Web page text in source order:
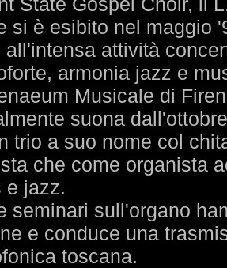
si è esibito nel maggio
all'intensa attività
armonia jazz e
Musicale di
suona
trio a suo nome col
che come organista
e jazz.
seminari sull'organo
e conduce una
toscana.